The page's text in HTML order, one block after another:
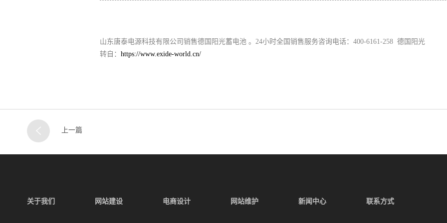
山东唐泰电源科技有限公司销售德国阳光蓄电池 。24小时全国销售服务咨询电话：400-6161-258 德国阳光
转自： https://www.exide-world.cn/
上一篇
关于我们 网站建设 电商设计 网站维护 新闻中心 联系方式